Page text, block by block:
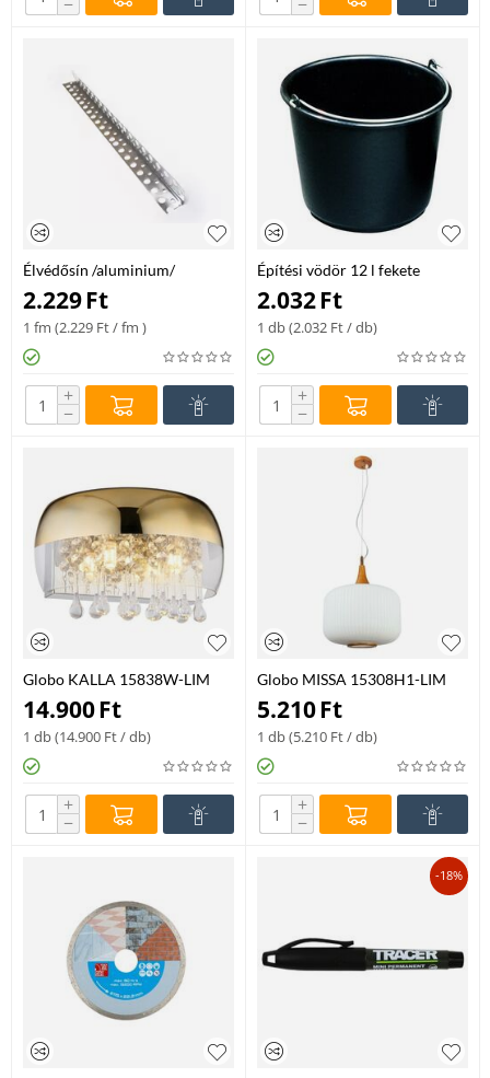
Élvédősín /aluminium/
22x22x3000 mm
2.229Ft
1 fm (2.229 Ft/ fm )
+
−
Építési vödör 12 l fekete
2.032Ft
1 db (2.032 Ft/ db)
+
−
Globo KALLA 15838W-LIM
mennyezeti lámpa sárgaréz
fém 2 * G9 max. 28 W G9 IP20
14.900Ft
1 db (14.900 Ft/ db)
+
−
Globo MISSA 15308H1-LIM
egyágú függeszték exkl. 1xE27
60W 230V E27 IP20
5.210Ft
1 db (5.210 Ft/ db)
+
−
-18%